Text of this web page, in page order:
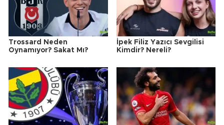
Trossard Neden
Oynamıyor? Sakat Mı?
İpek Filiz Yazıcı Sevgilisi
Kimdir? Nereli?